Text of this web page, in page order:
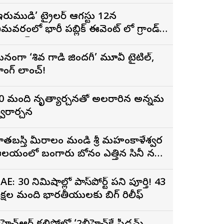
ట్రైలర్ ఆగస్టు 12న
భారీ పబ్లిక్ ఈవెంట్ లో గ్రాండ్
‘శివ గాడి జింద‌గీ’ మూవీ టైటిల్,
లాంచ్!
మంది నృత్యార్చనతో అలరారిన అన్నమ
మీరాలం మండి శ్రీ మహంకాళేశ్వర
బంగారు బోనం ఎత్తిన సినీ నటి,
30 నిమిషాల్లో పాస్‌పోర్ట్ పని పూర్తి! 43
మంది భారతీయులకు బిగ్ రిలీఫ్